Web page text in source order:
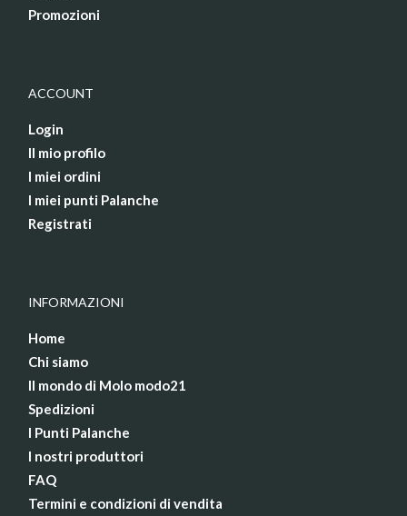
Promozioni
ACCOUNT
Login
Il mio profilo
I miei ordini
I miei punti Palanche
Registrati
INFORMAZIONI
Home
Chi siamo
Il mondo di Molo modo21
Spedizioni
I Punti Palanche
I nostri produttori
FAQ
Termini e condizioni di vendita